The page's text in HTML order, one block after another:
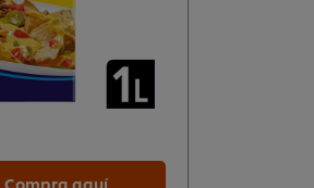
Compra aquí